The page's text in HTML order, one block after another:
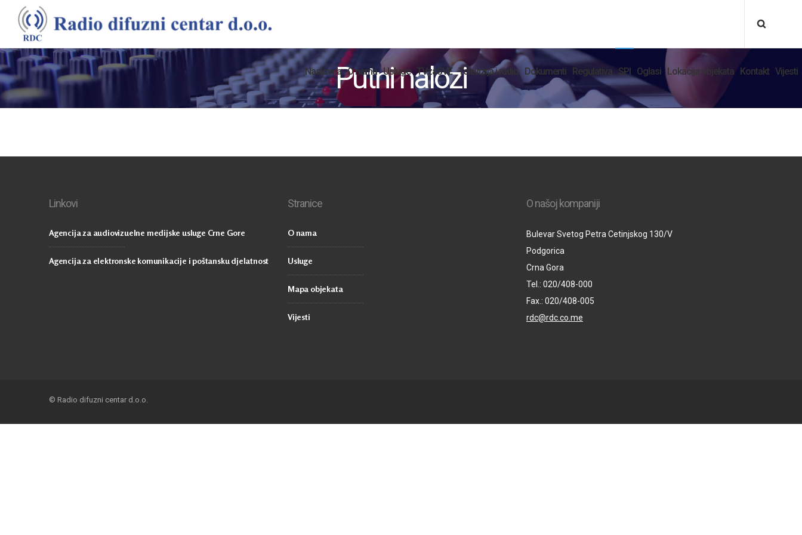
Naslovna O nama Usluge TVzaSVE Televizija i radio Dokumenti Regulativa SPI Oglasi Lokacija objekata Kontakt Vijesti
Putni nalozi
Linkovi
Agencija za audiovizuelne medijske usluge Crne Gore
Agencija za elektronske komunikacije i poštansku djelatnost
Stranice
O nama
Usluge
Mapa objekata
Vijesti
O našoj kompaniji
Bulevar Svetog Petra Cetinjskog 130/V
Podgorica
Crna Gora
Tel.: 020/408-000
Fax.: 020/408-005
rdc@rdc.co.me
© Radio difuzni centar d.o.o.